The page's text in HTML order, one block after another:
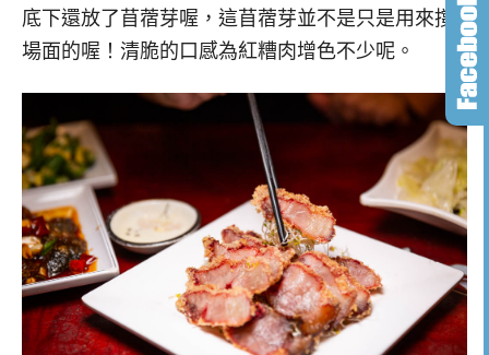
底下還放了苜蓿芽喔，這苜蓿芽並不是只是用來撐
場面的喔！清脆的口感為紅糟肉增色不少呢。